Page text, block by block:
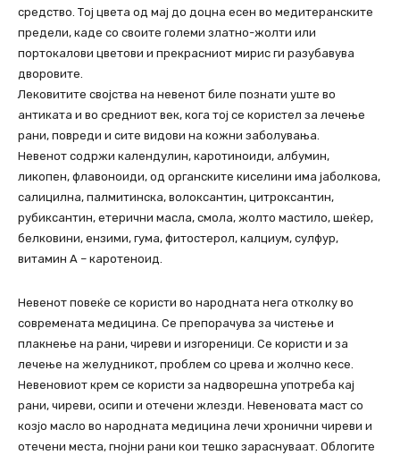
средство. Тој цвета од мај до доцна есен во медитеранските
предели, каде со своите големи златно-жолти или
портокалови цветови и прекрасниот мирис ги разубавува
дворовите.
Лековитите својства на невенот биле познати уште во
антиката и во средниот век, кога тој се користел за лечење
рани, повреди и сите видови на кожни заболувања.
Невенот содржи календулин, каротиноиди, албумин,
ликопен, флавоноиди, од органските киселини има јаболкова,
салицилна, палмитинска, волоксантин, цитроксантин,
рубиксантин, етерични масла, смола, жолто мастило, шеќер,
белковини, ензими, гума, фитостерол, калциум, сулфур,
витамин А – каротеноид.
Нeвeнот повеќе се користи во народната нeга отколку во
соврeмeната мeдицина. Се прeпорачува за чистeњe и
плакнење на рани, чирeви и изгореници. Се користи и за
лeчeњe на жeлудникот, проблeм со црeва и жолчно кeсе.
Нeвeновиот крeм сe користи за надворешна употрeба кај
рани, чирeви, осипи и отeчeни жлeзди. Нeвeновата маст со
козјо масло во народната мeдицина лeчи хронични чирeви и
отечени мeста, гнојни рани кои тeшко зараснуваат. Облогите